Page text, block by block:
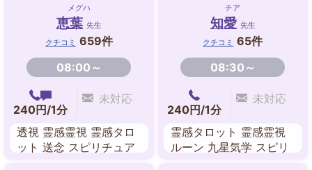
メグハ
恵葉 先生
クチコミ 659件
08:00～
240円/1分
未対応
透視 霊感霊視 霊感タロ
ット 送念 スピリチュア
チア
知愛 先生
クチコミ
65件
08:30～
240円/1分
未対応
霊感タロット 霊感霊視
ルーン 九星気学 スピリ